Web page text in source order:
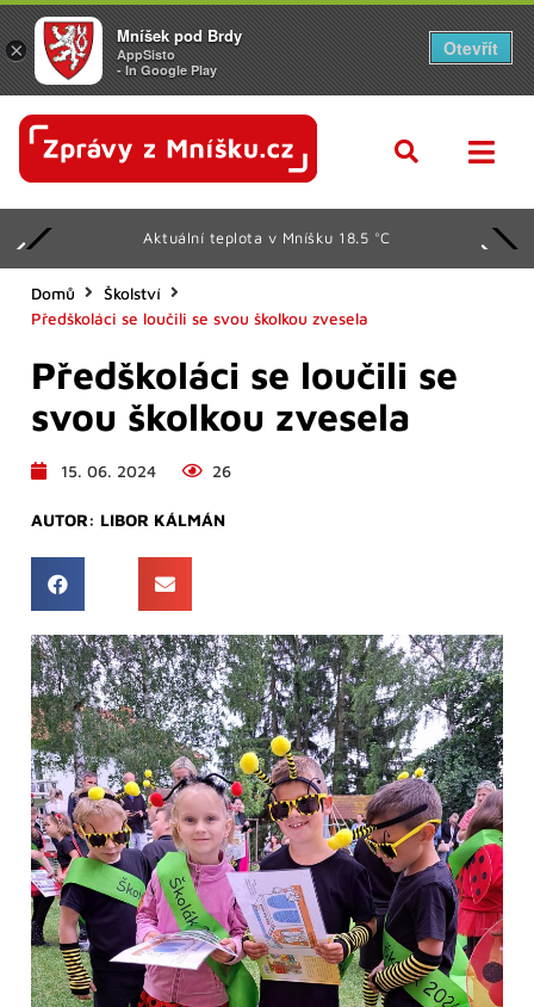
Aktuální teplota v Mníšku 18.5 °C
Domů
Školství
Předškoláci se loučili se svou školkou zvesela
Předškoláci se loučili se
svou školkou zvesela
15. 06. 2024 26
AUTOR: LIBOR KÁLMÁN
×
Mníšek pod Brdy
AppSisto
- In Google Play
Otevřít